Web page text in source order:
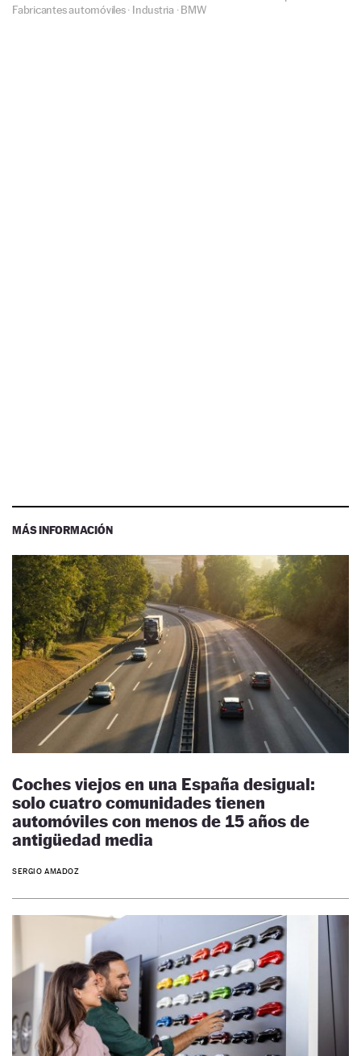
Fabricantes automóviles· Industria·BMW
MÁS INFORMACIÓN
Coches viejos en una España desigual:
solo cuatro comunidades tienen
automóviles con menos de 15 años de
antigüedad media
SERGIO AMADOZ